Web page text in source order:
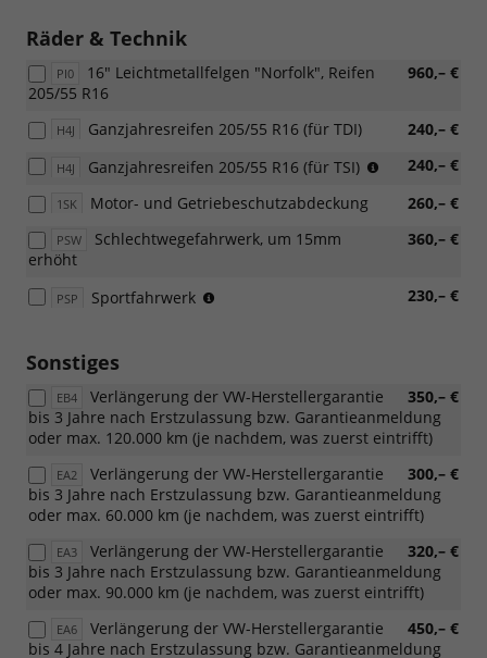
Räder & Technik
PI0 960,– €
16" Leichtmetallfelgen "Norfolk", Reifen
205/55 R16
H4J 240,– €
Ganzjahresreifen 205/55 R16 (für TDI)
H4J 240,– €
Ganzjahresreifen 205/55 R16 (für TSI)
(nur
Verbindung
[PI0]
1SK 260,– €
Motor- und Getriebeschutzabdeckung
PSW 360,– €
Schlechtwegefahrwerk, um 15mm
erhöht
PSP 230,– €
Sportfahrwerk
kW)
Sonstiges
EB4 350,– €
Verlängerung der VW-Herstellergarantie
bis 3 Jahre nach Erstzulassung bzw. Garantieanmeldung
oder max. 120.000 km (je nachdem, was zuerst eintrifft)
EA2 300,– €
Verlängerung der VW-Herstellergarantie
bis 3 Jahre nach Erstzulassung bzw. Garantieanmeldung
oder max. 60.000 km (je nachdem, was zuerst eintrifft)
EA3 320,– €
Verlängerung der VW-Herstellergarantie
bis 3 Jahre nach Erstzulassung bzw. Garantieanmeldung
oder max. 90.000 km (je nachdem, was zuerst eintrifft)
EA6 450,– €
Verlängerung der VW-Herstellergarantie
bis 4 Jahre nach Erstzulassung bzw. Garantieanmeldung